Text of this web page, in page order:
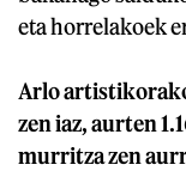
eta horrelakoek
Arlo
zen iaz, aurten
murritza zen